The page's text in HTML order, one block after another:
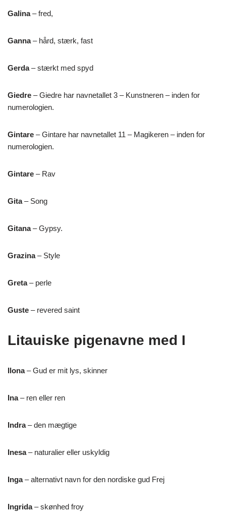
Galina– fred,
Ganna– hård, stærk, fast
Gerda– stærkt med spyd
Giedre – Giedre har navnetallet 3 – Kunstneren – inden for
numerologien.
Gintare – Gintare har navnetallet 11 – Magikeren – inden for
numerologien.
Gintare – Rav
Gita– Song
Gitana– Gypsy.
Grazina– Style
Greta– perle
Guste – revered saint
Litauiske pigenavne med I
Ilona– Gud er mit lys, skinner
Ina– ren eller ren
Indra– den mægtige
Inesa– naturalier eller uskyldig
Inga– alternativt navn for den nordiske gud Frej
Ingrida– skønhed froy